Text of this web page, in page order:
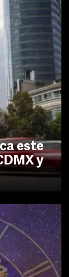
este
y